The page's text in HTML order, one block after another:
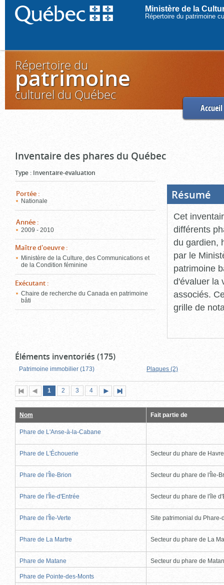
Ministère de la
Répertoire du patrimoine
Répertoire du
patrimoine
culturel du Québec
Accueil
Inventaire des phares du Québec
Type : Inventaire-évaluation
Portée :
Nationale
Année :
2009 - 2010
Maître d'oeuvre :
Ministère de la Culture, des Communications et
de la Condition féminine
Exécutant :
Chaire de recherche du Canada en patrimoine
bâti
Résumé
Cet
différents
du gardien,
par le
patrimoine
d'évaluer la
associés.
grille de
Éléments inventoriés (175)
Patrimoine immobilier (173) Plaques (2)
Première
page
Page
précédente
Page
1 (page
actuelle)
Page
2 Page
3 Page
4
suivante
page
Nom Fait partie de
Phare de L'Anse-à-la-Cabane
Phare de L'Échouerie Secteur du phare de
Phare de l'Île-Brion Secteur du phare de l'Île-
Phare de l'Île-d'Entrée Secteur du phare de l'île
Phare de l'Île-Verte Site patrimonial du Phare-
Phare de La Martre Secteur du phare de La
Phare de Matane Secteur du phare de
Phare de Pointe-des-Monts